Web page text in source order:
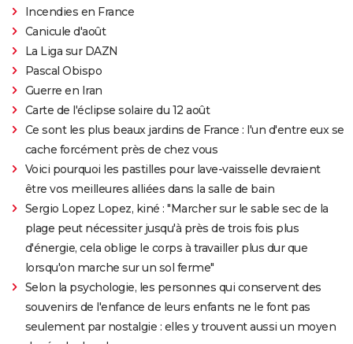
Incendies en France
Canicule d'août
La Liga sur DAZN
Pascal Obispo
Guerre en Iran
Carte de l'éclipse solaire du 12 août
Ce sont les plus beaux jardins de France : l'un d'entre eux se
cache forcément près de chez vous
Voici pourquoi les pastilles pour lave-vaisselle devraient
être vos meilleures alliées dans la salle de bain
Sergio Lopez Lopez, kiné : "Marcher sur le sable sec de la
plage peut nécessiter jusqu'à près de trois fois plus
d'énergie, cela oblige le corps à travailler plus dur que
lorsqu'on marche sur un sol ferme"
Selon la psychologie, les personnes qui conservent des
souvenirs de l'enfance de leurs enfants ne le font pas
seulement par nostalgie : elles y trouvent aussi un moyen